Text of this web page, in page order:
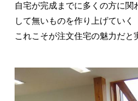
自宅が完成までに多くの方に関
して無いものを作り上げていく
これこそが注文住宅の魅力だと